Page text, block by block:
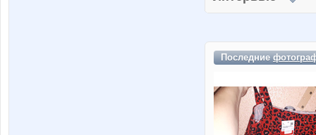
Последние